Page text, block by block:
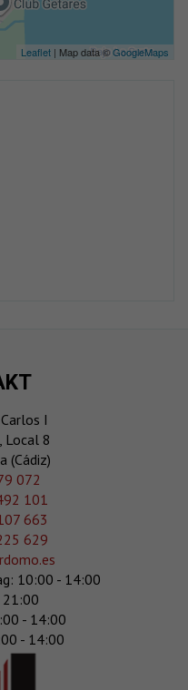
Leaflet | Map data ©GoogleMaps
I
Local 8
(Cádiz)
072
101
663
629
10:00 - 14:00
21:00
- 14:00
- 14:00